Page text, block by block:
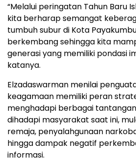
“Melalui peringatan Tahun Baru
kita berharap semangat
tumbuh subur di Kota
berkembang sehingga kita
generasi yang memiliki pondasi
katanya.
Elzadaswarman menilai
keagamaan memiliki peran
menghadapi berbagai
dihadapi masyarakat saat ini,
remaja, penyalahgunaan
hingga dampak negatif
informasi.